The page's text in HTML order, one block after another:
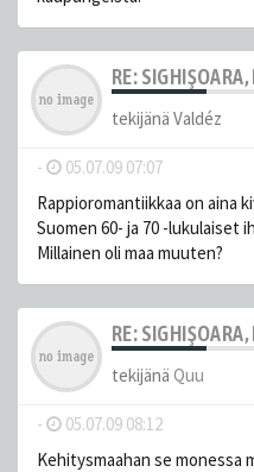
RE:
tekijänä Valdéz
- 05.07.09 07:07
Rappioromantiikkaa on aina
Suomen 60- ja 70 -lukulaiset
Millainen oli maa muuten?
RE:
tekijänä Quu
- 05.07.09 08:12
Kehitysmaahan se monessa